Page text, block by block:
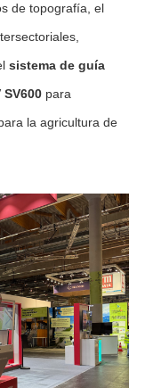
de topografía, el
sistema de guía
SV600 para
la agricultura de